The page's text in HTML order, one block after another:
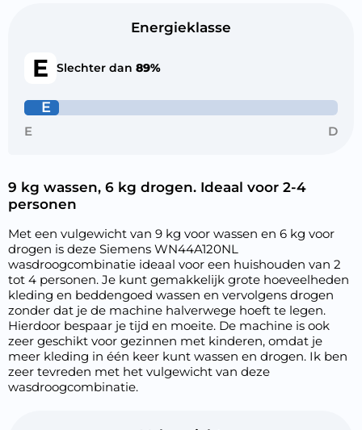
Energieklasse
E Slechter dan 89%
E
E D
9 kg wassen, 6 kg drogen. Ideaal voor 2-4
personen
Met een vulgewicht van 9 kg voor wassen en 6 kg voor
drogen is deze Siemens WN44A120NL
wasdroogcombinatie ideaal voor een huishouden van 2
tot 4 personen. Je kunt gemakkelijk grote hoeveelheden
kleding en beddengoed wassen en vervolgens drogen
zonder dat je de machine halverwege hoeft te legen.
Hierdoor bespaar je tijd en moeite. De machine is ook
zeer geschikt voor gezinnen met kinderen, omdat je
meer kleding in één keer kunt wassen en drogen. Ik ben
zeer tevreden met het vulgewicht van deze
wasdroogcombinatie.